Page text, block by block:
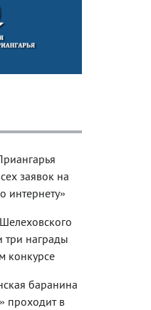
заявок на
интернету»
три награды
конкурсе
баранина
проходит в